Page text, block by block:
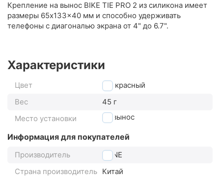
Крепление на вынос BIKE TIE PRO 2 из силикона имеет
размеры 65x133x40 мм и способно удерживать
телефоны с диагональю экрана от 4" до 6.7".
Характеристики
Цвет
красный
Вес
45 г
Место установки
на вынос
Информация для покупателей
Производитель
BONE
Страна производитель Китай